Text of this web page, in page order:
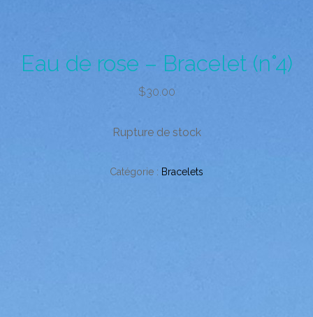
Eau de rose – Bracelet (n°4)
$30.00
Rupture de stock
Catégorie : Bracelets